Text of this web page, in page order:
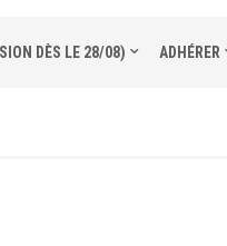
DÈS LE 28/08) ADHÉRER